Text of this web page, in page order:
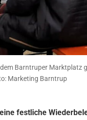
Barntruper Marktplatz
Marketing Barntrup
festliche